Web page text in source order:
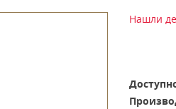
Нашли